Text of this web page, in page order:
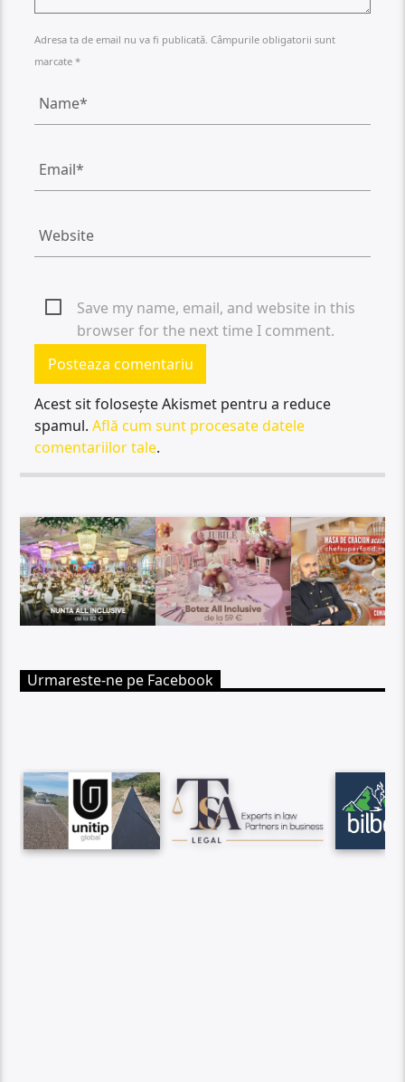
Adresa ta de email nu va fi publicată. Câmpurile obligatorii sunt
marcate *
Save my name, email, and website in this
browser for the next time I comment.
Acest sit folosește Akismet pentru a reduce
spamul.Află cum sunt procesate datele
comentariilor tale.
Urmareste-ne pe Facebook